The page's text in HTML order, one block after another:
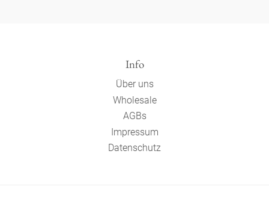
Info
Über uns
Wholesale
AGBs
Impressum
Datenschutz